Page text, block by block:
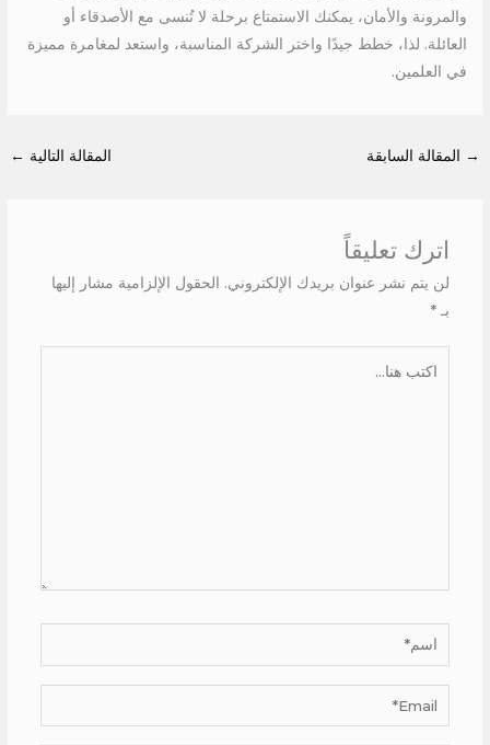
والمرونة والأمان، يمكنك الاستمتاع برحلة لا تُنسى مع الأصدقاء أو
العائلة. لذا، خطط جيدًا واختر الشركة المناسبة، واستعد لمغامرة مميزة
في العلمين.
→ المقالة السابقة المقالة التالية ←
اترك تعليقاً
لن يتم نشر عنوان بريدك الإلكتروني. الحقول الإلزامية مشار إليها
بـ *
اسم*
Email*